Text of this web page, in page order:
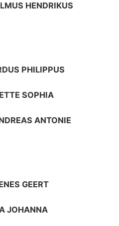
HENDRIKUS
PHILIPPUS
SOPHIA
ANTONIE
GEERT
JOHANNA